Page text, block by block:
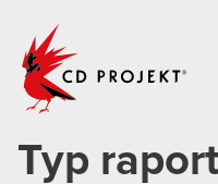
Typ